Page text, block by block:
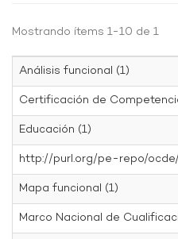
Mostrando ítems 1-10 de 1
Análisis funcional (1)
Certificación de
Educación (1)
http://purl.org/pe-repo/
Mapa funcional (1)
Marco Nacional de